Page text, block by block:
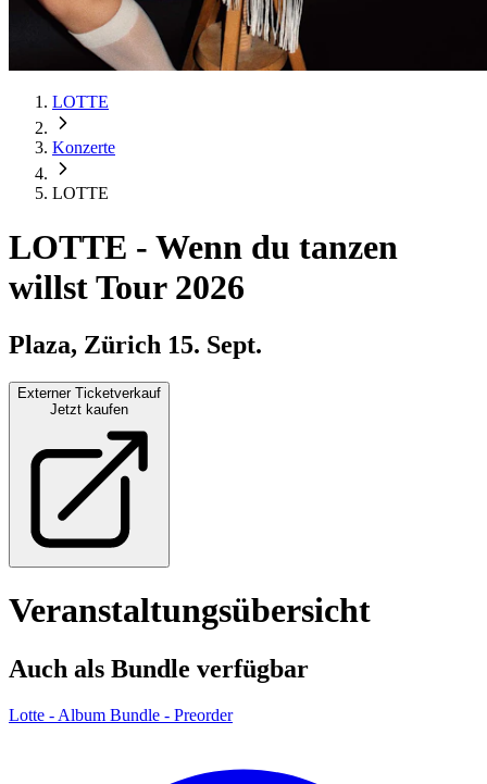
LOTTE
Konzerte
LOTTE
LOTTE - Wenn du tanzen
willst Tour 2026
Plaza, Zürich 15. Sept.
Externer Ticketverkauf
Jetzt kaufen
Veranstaltungsübersicht
Auch als Bundle verfügbar
Lotte - Album Bundle - Preorder